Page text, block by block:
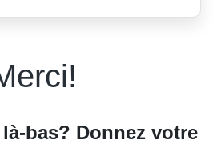
bas? Donnez votre